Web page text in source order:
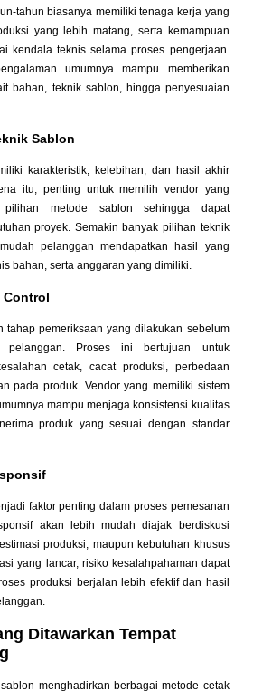
tahun biasanya memiliki tenaga kerja yang
yang lebih matang, serta kemampuan
kendala teknis selama proses pengerjaan.
umumnya mampu memberikan
bahan, teknik sablon, hingga penyesuaian
Sablon
karakteristik, kelebihan, dan hasil akhir
itu, penting untuk memilih vendor yang
pilihan metode sablon sehingga dapat
proyek. Semakin banyak pilihan teknik
pelanggan mendapatkan hasil yang
bahan, serta anggaran yang dimiliki.
Control
tahap pemeriksaan yang dilakukan sebelum
pelanggan. Proses ini bertujuan untuk
cetak, cacat produksi, perbedaan
pada produk. Vendor yang memiliki sistem
mampu menjaga konsistensi kualitas
produk yang sesuai dengan standar
faktor penting dalam proses pemesanan
akan lebih mudah diajak berdiskusi
produksi, maupun kebutuhan khusus
yang lancar, risiko kesalahpahaman dapat
produksi berjalan lebih efektif dan hasil
Ditawarkan Tempat
menghadirkan berbagai metode cetak